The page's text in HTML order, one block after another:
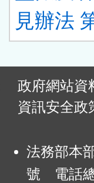
見辦法
政府網站資
資訊安全政
法務部本
號 電話總